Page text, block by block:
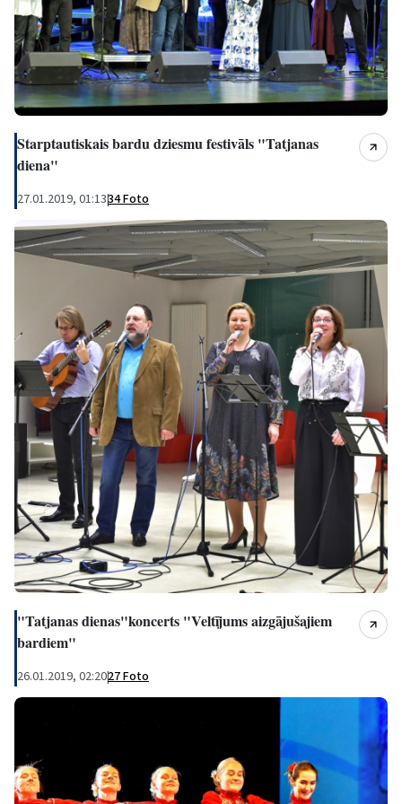
Starptautiskais bardu dziesmu festivāls "Tatjanas
diena"
27.01.2019, 01:13|34 Foto
"Tatjanas dienas"koncerts "Veltījums aizgājušajiem
bardiem"
26.01.2019, 02:20|27 Foto